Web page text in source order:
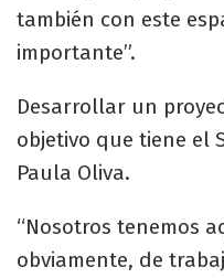
también con este
importante”.
Desarrollar un
objetivo que tiene el
Paula Oliva.
“Nosotros tenemos
obviamente, de